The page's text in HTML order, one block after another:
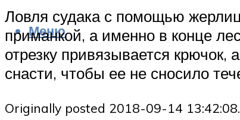
Меню
Ловля судака с помощью
приманкой, а именно в конце
отрезку привязывается крючок,
снасти, чтобы ее не сносило
Originally posted 2018-09-14 13:42:08.